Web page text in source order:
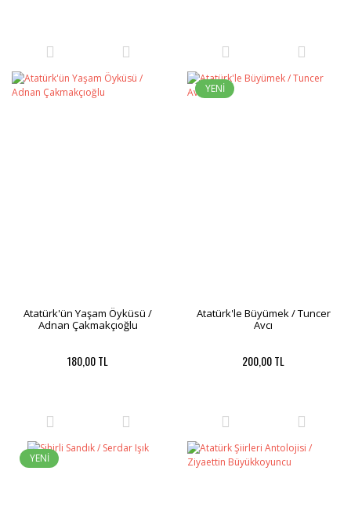
Atatürk'ün Yaşam Öyküsü /
Adnan Çakmakçıoğlu
180,00 TL
YENİ
Atatürk'le Büyümek / Tuncer
Avcı
200,00 TL
YENİ